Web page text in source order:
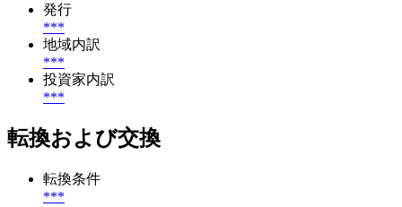
発行
***
地域内訳
***
投資家内訳
***
転換および交換
転換条件
***